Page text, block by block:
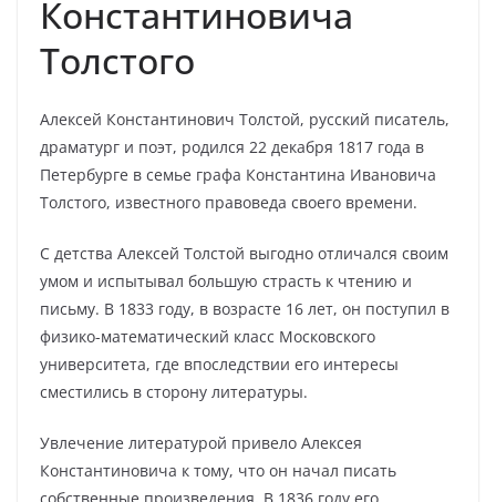
Константиновича
Толстого
Алексей Константинович Толстой, русский писатель,
драматург и поэт, родился 22 декабря 1817 года в
Петербурге в семье графа Константина Ивановича
Толстого, известного правоведа своего времени.
С детства Алексей Толстой выгодно отличался своим
умом и испытывал большую страсть к чтению и
письму. В 1833 году, в возрасте 16 лет, он поступил в
физико-математический класс Московского
университета, где впоследствии его интересы
сместились в сторону литературы.
Увлечение литературой привело Алексея
Константиновича к тому, что он начал писать